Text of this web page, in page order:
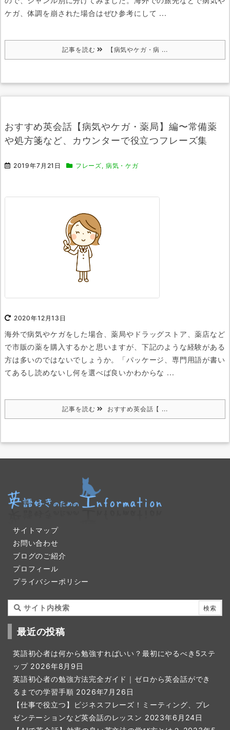
ケガ、体調を崩された場合はぜひ参考にして ...
記事を読む 【病気やケガ・病 ...
おすすめ英会話【病気やケガ・薬局】編〜常備薬
や処方箋など、カウンターで役立つフレーズ集
2019年7月21日 フレーズ, 病気・ケガ
2020年12月13日
海外で病気やケガをした場合、薬局やドラッグストア、薬店など
で市販の薬を購入するかと思いますが、 下記のような経験がある
方は多いのではないでしょうか。
「パッケージ、専門用語が書い
てあるし読めないし何を選べば良いかわからな ...
記事を読む おすすめ英会話【 ...
サイトマップ
お問い合わせ
ブログのご紹介
プロフィール
プライバシーポリシー
最近の投稿
英語初心者は何から勉強すればいい？最初にやるべき5ステ
ップ 2026年8月9日
英語初心者の勉強方法完全ガイド｜ゼロから英会話ができ
るまでの学習手順 2026年7月26日
【仕事で役立つ】ビジネスフレーズ！ミーティング、プレ
ゼンテーションなど英会話のレッスン 2023年6月24日